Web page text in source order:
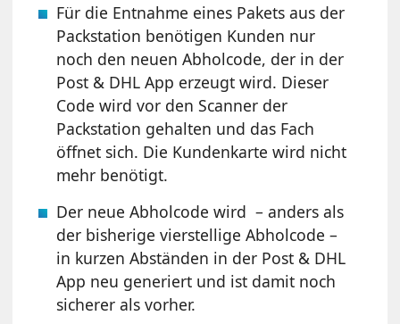
Für die Entnahme eines Pakets aus der
Packstation benötigen Kunden nur
noch den neuen Abholcode, der in der
Post & DHL App erzeugt wird. Dieser
Code wird vor den Scanner der
Packstation gehalten und das Fach
öffnet sich. Die Kundenkarte wird nicht
mehr benötigt.
Der neue Abholcode wird – anders als
der bisherige vierstellige Abholcode –
in kurzen Abständen in der Post & DHL
App neu generiert und ist damit noch
sicherer als vorher.